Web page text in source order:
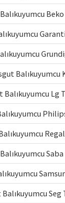
Balıkuyumcu
Balıkuyumcu Lg